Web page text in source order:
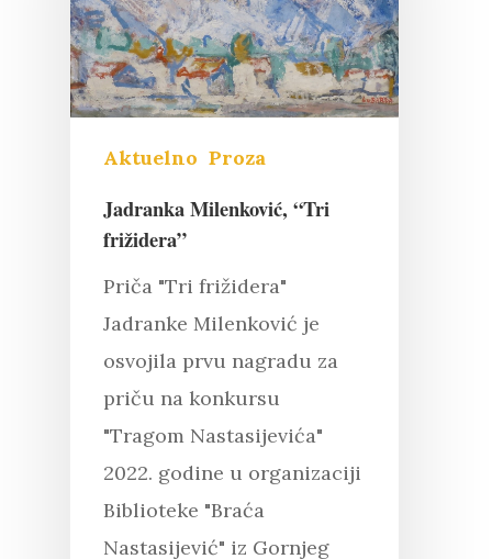
Aktuelno Proza
Jadranka Milenković, “Tri
frižidera”
Priča "Tri frižidera"
Jadranke Milenković je
osvojila prvu nagradu za
priču na konkursu
"Tragom Nastasijevića"
2022. godine u organizaciji
Biblioteke "Braća
Nastasijević" iz Gornjeg